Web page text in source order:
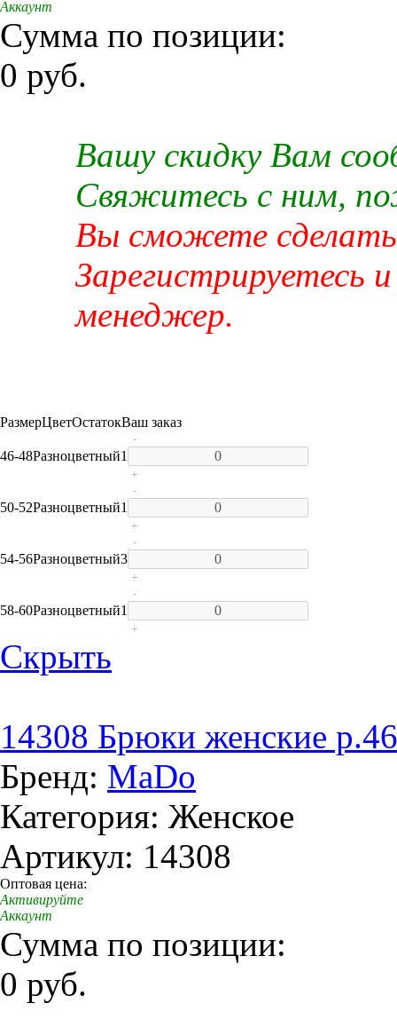
Аккаунт
Сумма по позиции:
0 руб.
Вашу скидку Вам
Свяжитесь с ним,
Вы сможете сделать
Зарегистрируетесь
менеджер.
РазмерЦветОстатокВаш заказ
46-48Разноцветный1
-
+
50-52Разноцветный1
-
+
54-56Разноцветный3
-
+
58-60Разноцветный1
-
+
Скрыть
14308 Брюки женские
Бренд: MaDo
Категория: Женское
Артикул: 14308
Оптовая цена:
Активируйте
Аккаунт
Сумма по позиции:
0 руб.